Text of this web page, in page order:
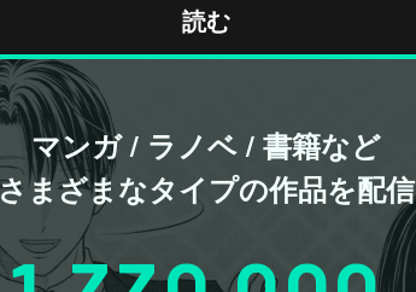
読む
マンガ / ラノベ / 書籍など
まざまなタイプの作品を配信